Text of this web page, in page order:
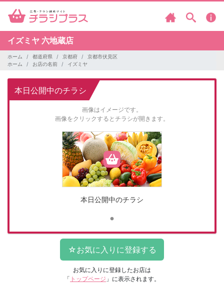
イズミヤ 六地蔵店
ホーム 都道府県 京都府
京都市伏見区
ホーム
お店の名前 イズミヤ
本日公開中のチラシ
画像はイメージです。
画像をクリックするとチラシが開きます。
本日公開中のチラシ
お気に入りに登録したお店は
「 トップページ 」に表示されます。